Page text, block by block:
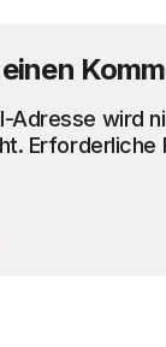
Adresse wird
Erforderliche